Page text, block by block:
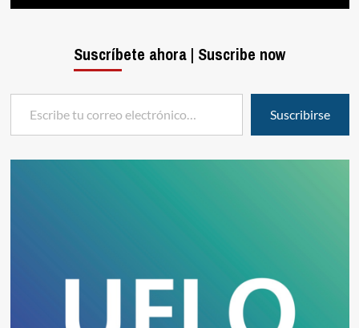
Suscríbete ahora | Suscribe now
Escribe tu correo electrónico…
Suscribirse